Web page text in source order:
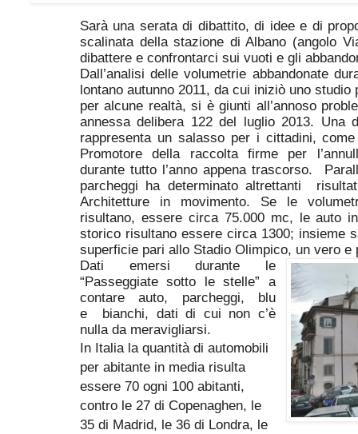
Sarà una serata di dibattito, di idee e di
scalinata della stazione di Albano (angolo
dibattere e confrontarci sui vuoti e gli
Dall’analisi delle volumetrie abbandonate
lontano autunno 2011, da cui iniziò uno
per alcune realtà, si è giunti all’annoso
annessa delibera 122 del luglio 2013. Una
rappresenta un salasso per i cittadini,
Promotore della raccolta firme per
durante tutto l’anno appena trascorso.
parcheggi ha determinato altrettanti
Architetture in movimento. Se le
risultano, essere circa 75.000 mc, le auto
storico risultano essere circa 1300; insieme
superficie pari allo Stadio Olimpico, un vero e
Dati emersi durante le
“Passeggiate sotto le stelle” a
contare auto, parcheggi,
blu
e
bianchi, dati di cui non c’è
nulla da meravigliarsi.
In Italia la quantità di automobili
per abitante in media risulta
essere 70 ogni 100 abitanti,
contro le 27 di Copenaghen, le
35 di Madrid, le 36 di Londra, le